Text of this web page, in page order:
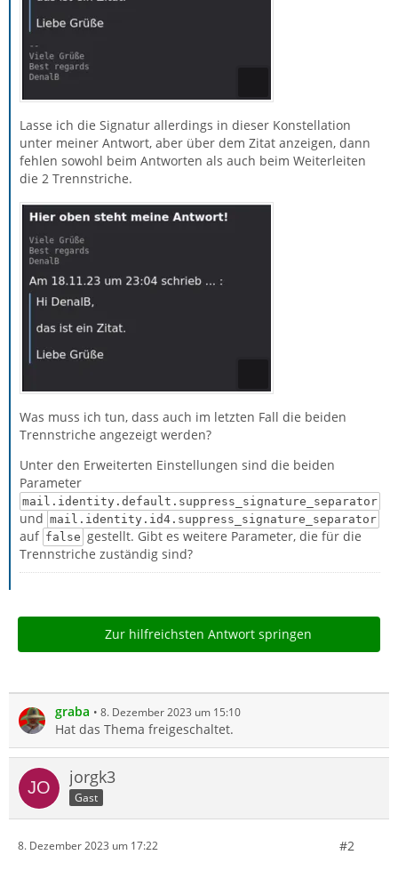
Lasse ich die Signatur allerdings in dieser Konstellation
unter meiner Antwort, aber über dem Zitat anzeigen, dann
fehlen sowohl beim Antworten als auch beim Weiterleiten
die 2 Trennstriche.
Was muss ich tun, dass auch im letzten Fall die beiden
Trennstriche angezeigt werden?
Unter den Erweiterten Einstellungen sind die beiden
Parameter
mail.identity.default.suppress_signature_separator
und mail.identity.id4.suppress_signature_separator
auf false gestellt. Gibt es weitere Parameter, die für die
Trennstriche zuständig sind?
Zur hilfreichsten Antwort springen
graba 8. Dezember 2023 um 15:10
Hat das Thema freigeschaltet.
jorgk3
Gast
8. Dezember 2023 um 17:22 #2